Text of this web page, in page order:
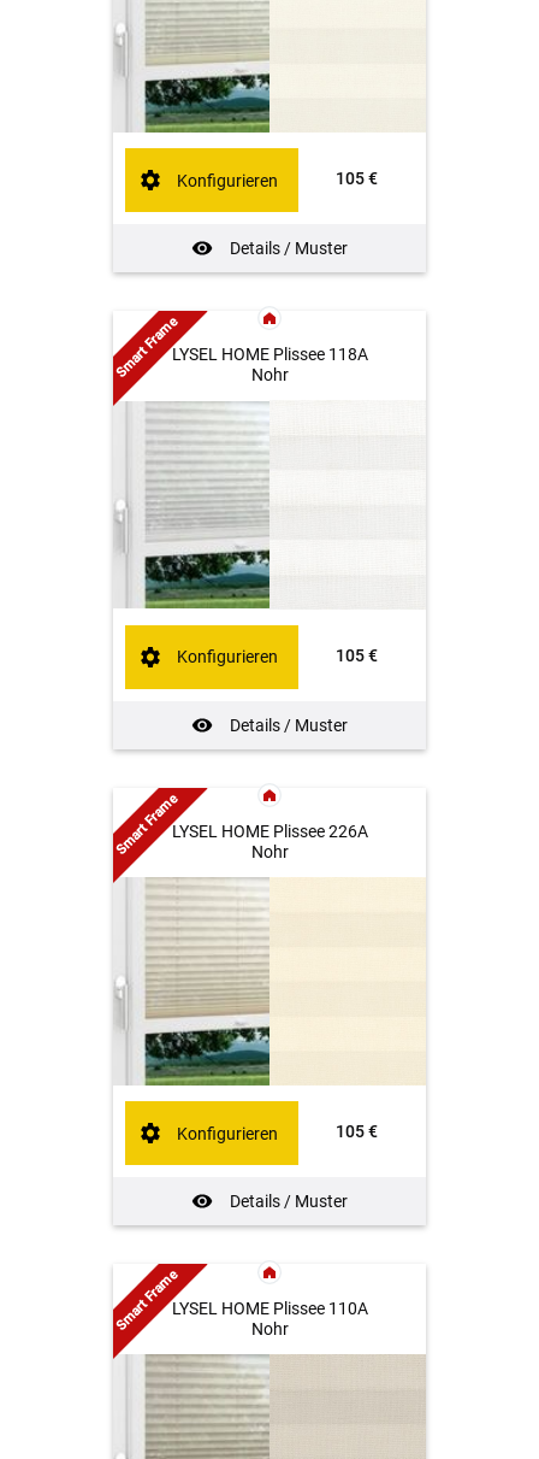
105 €
Details / Muster
Konfigurieren
LYSEL HOME Plissee 118A
Nohr
105 €
Details / Muster
Konfigurieren
Smart Frame
LYSEL HOME Plissee 226A
Nohr
105 €
Details / Muster
Konfigurieren
Smart Frame
LYSEL HOME Plissee 110A
Nohr
Smart Frame